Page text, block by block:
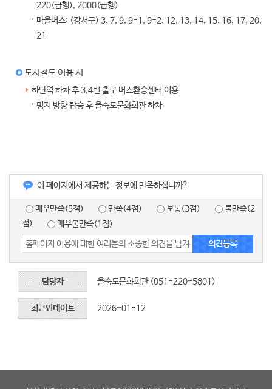
220(급행), 2000(급행)
마을버스: (강서구) 3, 7, 9, 9-1, 9-2, 12, 13, 14, 15, 16, 17, 20,
21
도시철도 이용 시
하단역 하차 후 3,4번 출구 버스환승센터 이용
명지 방향 탑승 후 을숙도문화회관 하차
이 페이지에서 제공하는 정보에 만족하십니까?
매우만족(5점) 만족(4점) 보통(3점)
점)
매우불만족(1점)
담당자 을숙도문화회관 (051-220-5801)
최근업데이트 2026-01-12